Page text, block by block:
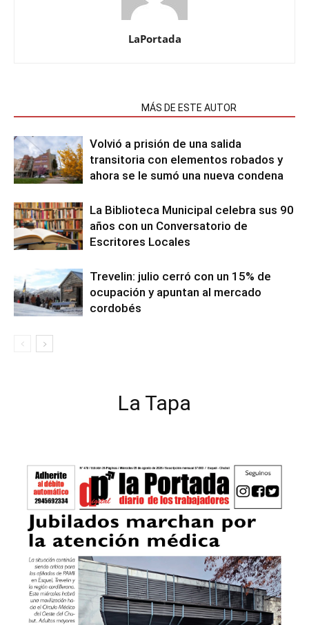
LaPortada
MÁS DE ESTE AUTOR
Volvió a prisión de una salida
transitoria con elementos robados y
ahora se le sumó una nueva condena
La Biblioteca Municipal celebra sus 90
años con un Conversatorio de
Escritores Locales
Trevelin: julio cerró con un 15% de
ocupación y apuntan al mercado
cordobés
La Tapa